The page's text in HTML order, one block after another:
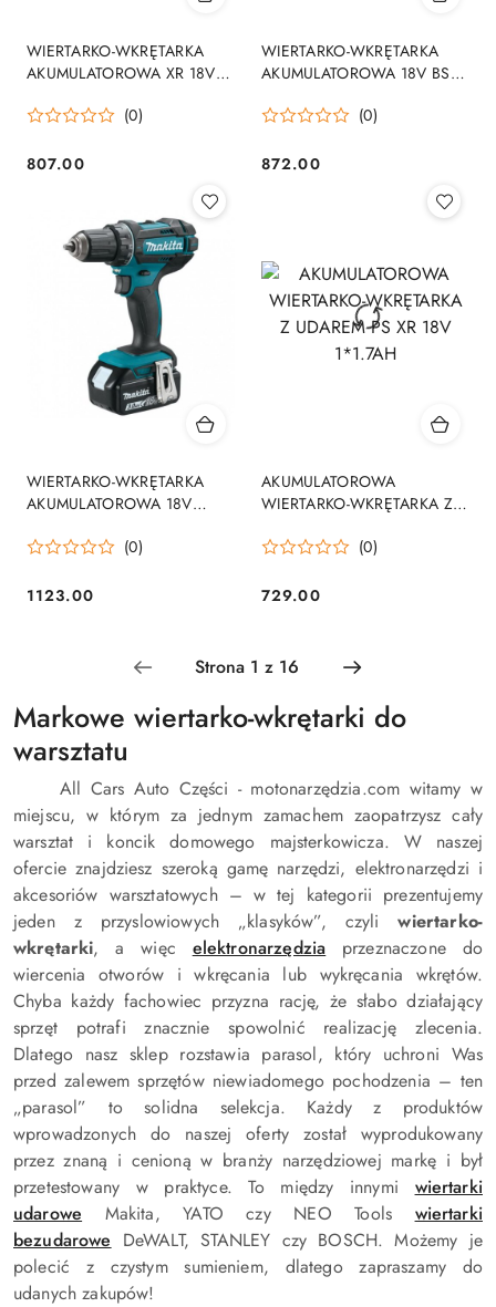
WIERTARKO-WKRĘTARKA
AKUMULATOROWA XR 18V
(0)
Cena:
807.00
WIERTARKO-WKRĘTARKA
AKUMULATOROWA 18V BS
(0)
Cena:
872.00
WIERTARKO-WKRĘTARKA
AKUMULATOROWA 18V
(0)
Cena:
1123.00
AKUMULATOROWA
WIERTARKO-WKRĘTARKA Z
(0)
Cena:
729.00
Markowe wiertarko-wkrętarki do
warsztatu
All Cars Auto Części - motonarzędzia.com witamy w
miejscu, w którym za jednym zamachem zaopatrzysz cały
warsztat i koncik domowego majsterkowicza. W naszej
ofercie znajdziesz szeroką gamę narzędzi, elektronarzędzi i
akcesoriów warsztatowych – w tej kategorii prezentujemy
jeden z przyslowiowych „klasyków”, czyliwiertarko-
wkrętarki, a więc elektronarzędzia
przeznaczone do
wiercenia otworów i wkręcania lub wykręcania wkrętów.
Chyba każdy fachowiec przyzna rację, że słabo działający
sprzęt potrafi znacznie spowolnić realizację zlecenia.
Dlatego nasz sklep rozstawia parasol, który uchroni Was
przed zalewem sprzętów niewiadomego pochodzenia – ten
„parasol” to solidna selekcja. Każdy z produktów
wprowadzonych do naszej oferty został wyprodukowany
przez znaną i cenioną w branży narzędziowej markę i był
przetestowany w praktyce. To między innymi
wiertarki
udarowe
Makita, YATO czy NEO Tools
wiertarki
bezudarowe DeWALT, STANLEY czy BOSCH. Możemy je
polecić z czystym sumieniem, dlatego zapraszamy do
udanych zakupów!